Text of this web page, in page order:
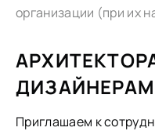
организации (при их
ДИЗАЙНЕРАМ
Приглашаем к